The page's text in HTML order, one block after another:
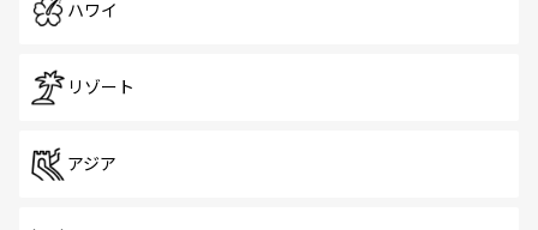
ハワイ
リゾート
アジア